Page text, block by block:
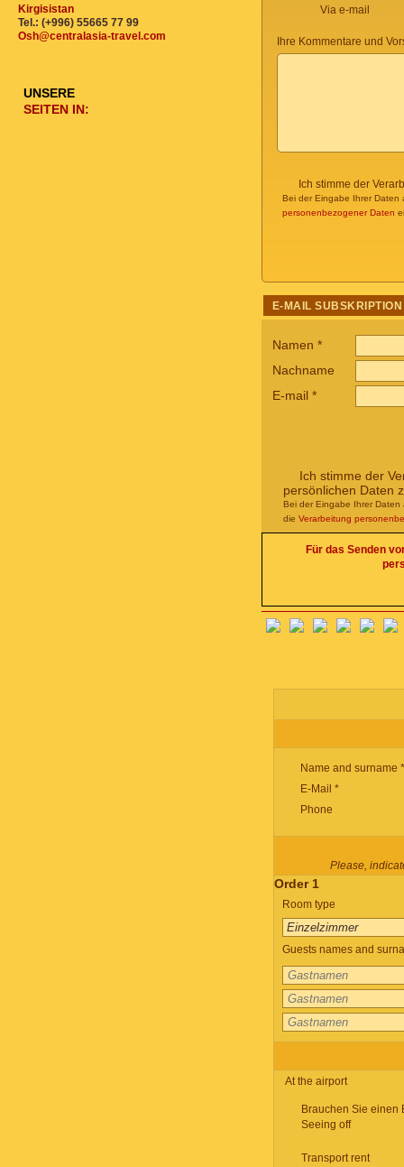
Via e-mail
Ihre Kommentare und
Ich stimme der
Bei der Eingabe Ihrer Daten
personenbezogener Daten
E-MAIL SUBSKRIPTION
Namen *
Nachname
E-mail *
Ich stimme der
persönlichen Daten
Bei der Eingabe Ihrer Daten
die Verarbeitung
Für das Senden
Name and surname *
E-Mail *
Phone
Please,
Order 1
Room type
Guests names and
At the airport
Brauchen Sie einen
Seeing off
Transport rent
Kirgisistan
Tel.: (+996) 55665 77 99
Osh@centralasia-travel.com
UNSERE
SEITEN IN: